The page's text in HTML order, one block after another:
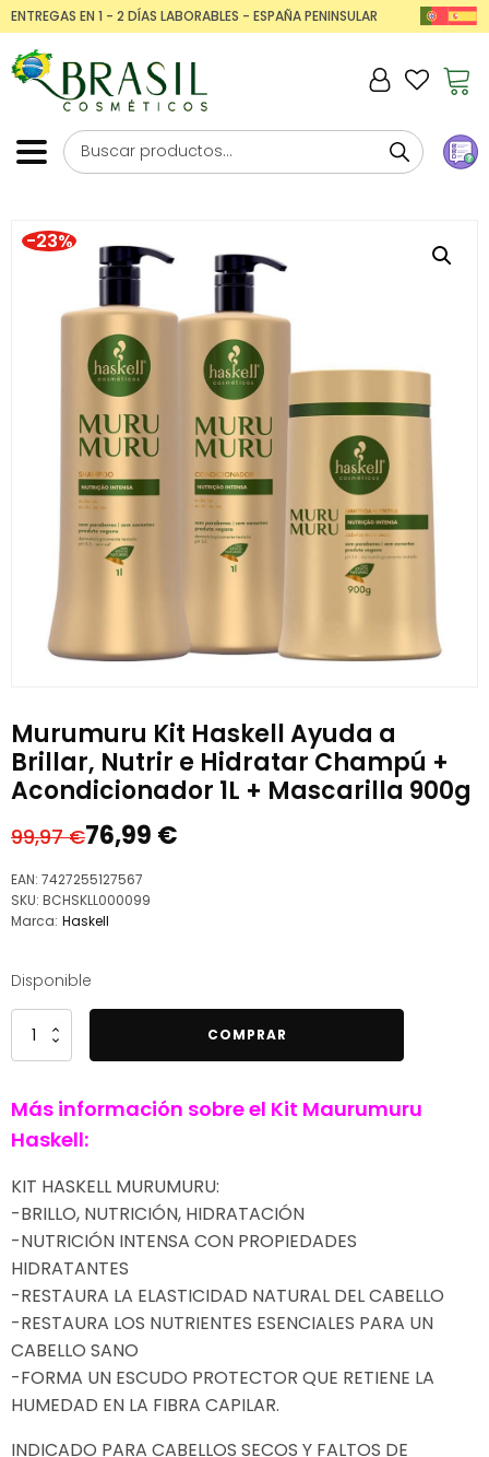
ENTREGAS EN 1 - 2 DÍAS LABORABLES - ESPAÑA PENINSULAR
-23%
Murumuru Kit Haskell Ayuda a
Brillar, Nutrir e Hidratar Champú +
Acondicionador 1L + Mascarilla 900g
99,97€
El
precio
original
era:
76,99 €
El
precio
actual
es:
EAN: 7427255127567
SKU: BCHSKLL000099
Marca: Haskell
Disponible
Murumuru
Kit
Ayuda
a
Nutrir
e
Hidratar
Champú
+
Acondicionador
1L
+
Mascarilla
cantidad
COMPRAR
Más información sobre el Kit Maurumuru
Haskell:
KIT HASKELL MURUMURU:
-BRILLO, NUTRICIÓN, HIDRATACIÓN
-NUTRICIÓN INTENSA CON PROPIEDADES
HIDRATANTES
-RESTAURA LA ELASTICIDAD NATURAL DEL CABELLO
-RESTAURA LOS NUTRIENTES ESENCIALES PARA UN
CABELLO SANO
-FORMA UN ESCUDO PROTECTOR QUE RETIENE LA
HUMEDAD EN LA FIBRA CAPILAR.
INDICADO PARA CABELLOS SECOS Y FALTOS DE